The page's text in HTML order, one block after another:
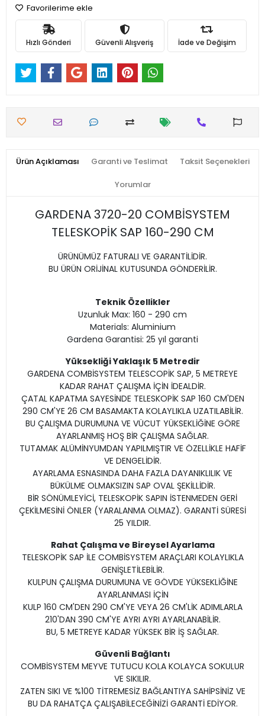
Favorilerime ekle
Hızlı Gönderi Güvenli Alışveriş İade ve Değişim
Ürün Açıklaması Garanti ve Teslimat Taksit Seçenekleri
Yorumlar
GARDENA 3720-20 COMBİSYSTEM
TELESKOPİK SAP 160-290 CM
ÜRÜNÜMÜZ FATURALI VE GARANTİLİDİR.
BU ÜRÜN ORİJİNAL KUTUSUNDA GÖNDERİLİR.
Teknik Özellikler
Uzunluk Max: 160 - 290 cm
Materials: Aluminium
Gardena Garantisi: 25 yıl garanti
Yüksekliği Yaklaşık 5 Metredir
GARDENA COMBİSYSTEM TELESCOPİK SAP, 5 METREYE
KADAR RAHAT ÇALIŞMA İÇİN İDEALDİR.
ÇATAL KAPATMA SAYESİNDE TELESKOPİK SAP 160 CM'DEN
290 CM'YE 26 CM BASAMAKTA KOLAYLIKLA UZATILABİLİR.
BU ÇALIŞMA DURUMUNA VE VÜCUT YÜKSEKLİĞİNE GÖRE
AYARLANMIŞ HOŞ BİR ÇALIŞMA SAĞLAR.
TUTAMAK ALÜMİNYUMDAN YAPILMIŞTIR VE ÖZELLİKLE HAFİF
VE DENGELİDİR.
AYARLAMA ESNASINDA DAHA FAZLA DAYANIKLILIK VE
BÜKÜLME OLMAKSIZIN SAP OVAL ŞEKİLLİDİR.
BİR SÖNÜMLEYİCİ, TELESKOPİK SAPIN İSTENMEDEN GERİ
ÇEKİLMESİNİ ÖNLER (YARALANMA OLMAZ). GARANTİ SÜRESİ
25 YILDIR.
Rahat Çalışma ve Bireysel Ayarlama
TELESKOPİK SAP İLE COMBİSYSTEM ARAÇLARI KOLAYLIKLA
GENİŞLETİLEBİLİR.
KULPUN ÇALIŞMA DURUMUNA VE GÖVDE YÜKSEKLİĞİNE
AYARLANMASI İÇİN
KULP 160 CM'DEN 290 CM'YE VEYA 26 CM'LİK ADIMLARLA
210'DAN 390 CM'YE AYRI AYRI AYARLANABİLİR.
BU, 5 METREYE KADAR YÜKSEK BİR İŞ SAĞLAR.
Güvenli Bağlantı
COMBİSYSTEM MEYVE TUTUCU KOLA KOLAYCA SOKULUR
VE SIKILIR.
ZATEN SIKI VE %100 TİTREMESİZ BAĞLANTIYA SAHİPSİNİZ VE
BU DA RAHATÇA ÇALIŞABİLECEĞİNİZİ GARANTİ EDİYOR.